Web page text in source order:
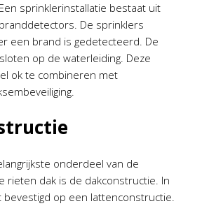
sprinklerinstallatie bestaat uit
De sprinklers
een brand is gedetecteerd. De
op de waterleiding. Deze
ok te combineren met
onderdeel van de
rieten dak is de dakconstructie. In
op een lattenconstructie.